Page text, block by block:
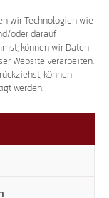
wir Technologien wie
oder darauf
können wir Daten
Website verarbeiten.
können
werden.